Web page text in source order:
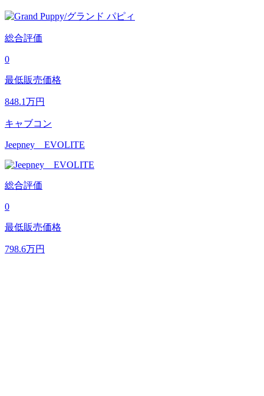
総合評価
0
最低販売価格
848.1万円
キャブコン
Jeepney EVOLITE
総合評価
0
最低販売価格
798.6万円